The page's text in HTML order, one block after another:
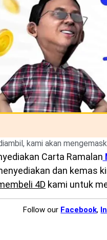
kami akan
Carta Ramalan
dan kemas
4D kami untuk
Follow our Facebook,